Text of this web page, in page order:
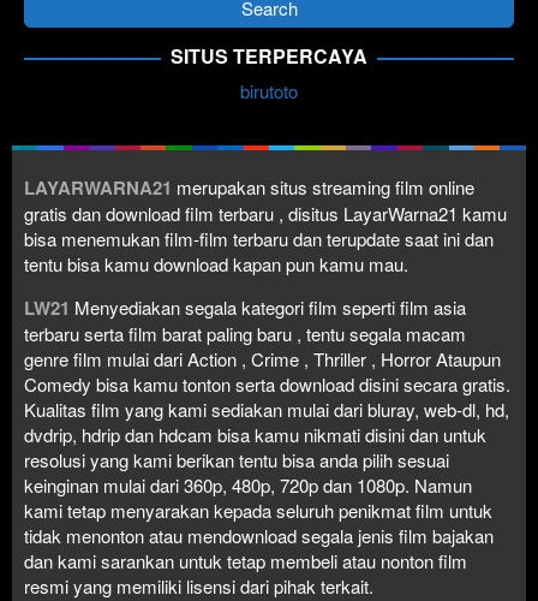
SITUS TERPERCAYA
birutoto
LAYARWARNA21 merupakan situs streaming film online
gratis dan download film terbaru , disitus LayarWarna21 kamu
bisa menemukan film-film terbaru dan terupdate saat ini dan
tentu bisa kamu download kapan pun kamu mau.
LW21 Menyediakan segala kategori film seperti film asia
terbaru serta film barat paling baru , tentu segala macam
genre film mulai dari Action , Crime , Thriller , Horror Ataupun
Comedy bisa kamu tonton serta download disini secara gratis.
Kualitas film yang kami sediakan mulai dari bluray, web-dl, hd,
dvdrip, hdrip dan hdcam bisa kamu nikmati disini dan untuk
resolusi yang kami berikan tentu bisa anda pilih sesuai
keinginan mulai dari 360p, 480p, 720p dan 1080p. Namun
kami tetap menyarakan kepada seluruh penikmat film untuk
tidak menonton atau mendownload segala jenis film bajakan
dan kami sarankan untuk tetap membeli atau nonton film
resmi yang memiliki lisensi dari pihak terkait.